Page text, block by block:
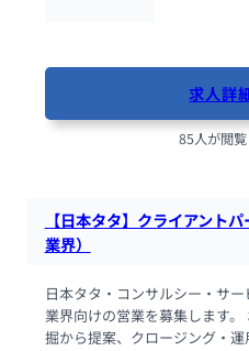
求人詳
85人が閲
【日本タタ】クライアント
業界）
日本タタ・コンサルシー・サ
業界向けの営業を募集します
掘から提案、クロージング・